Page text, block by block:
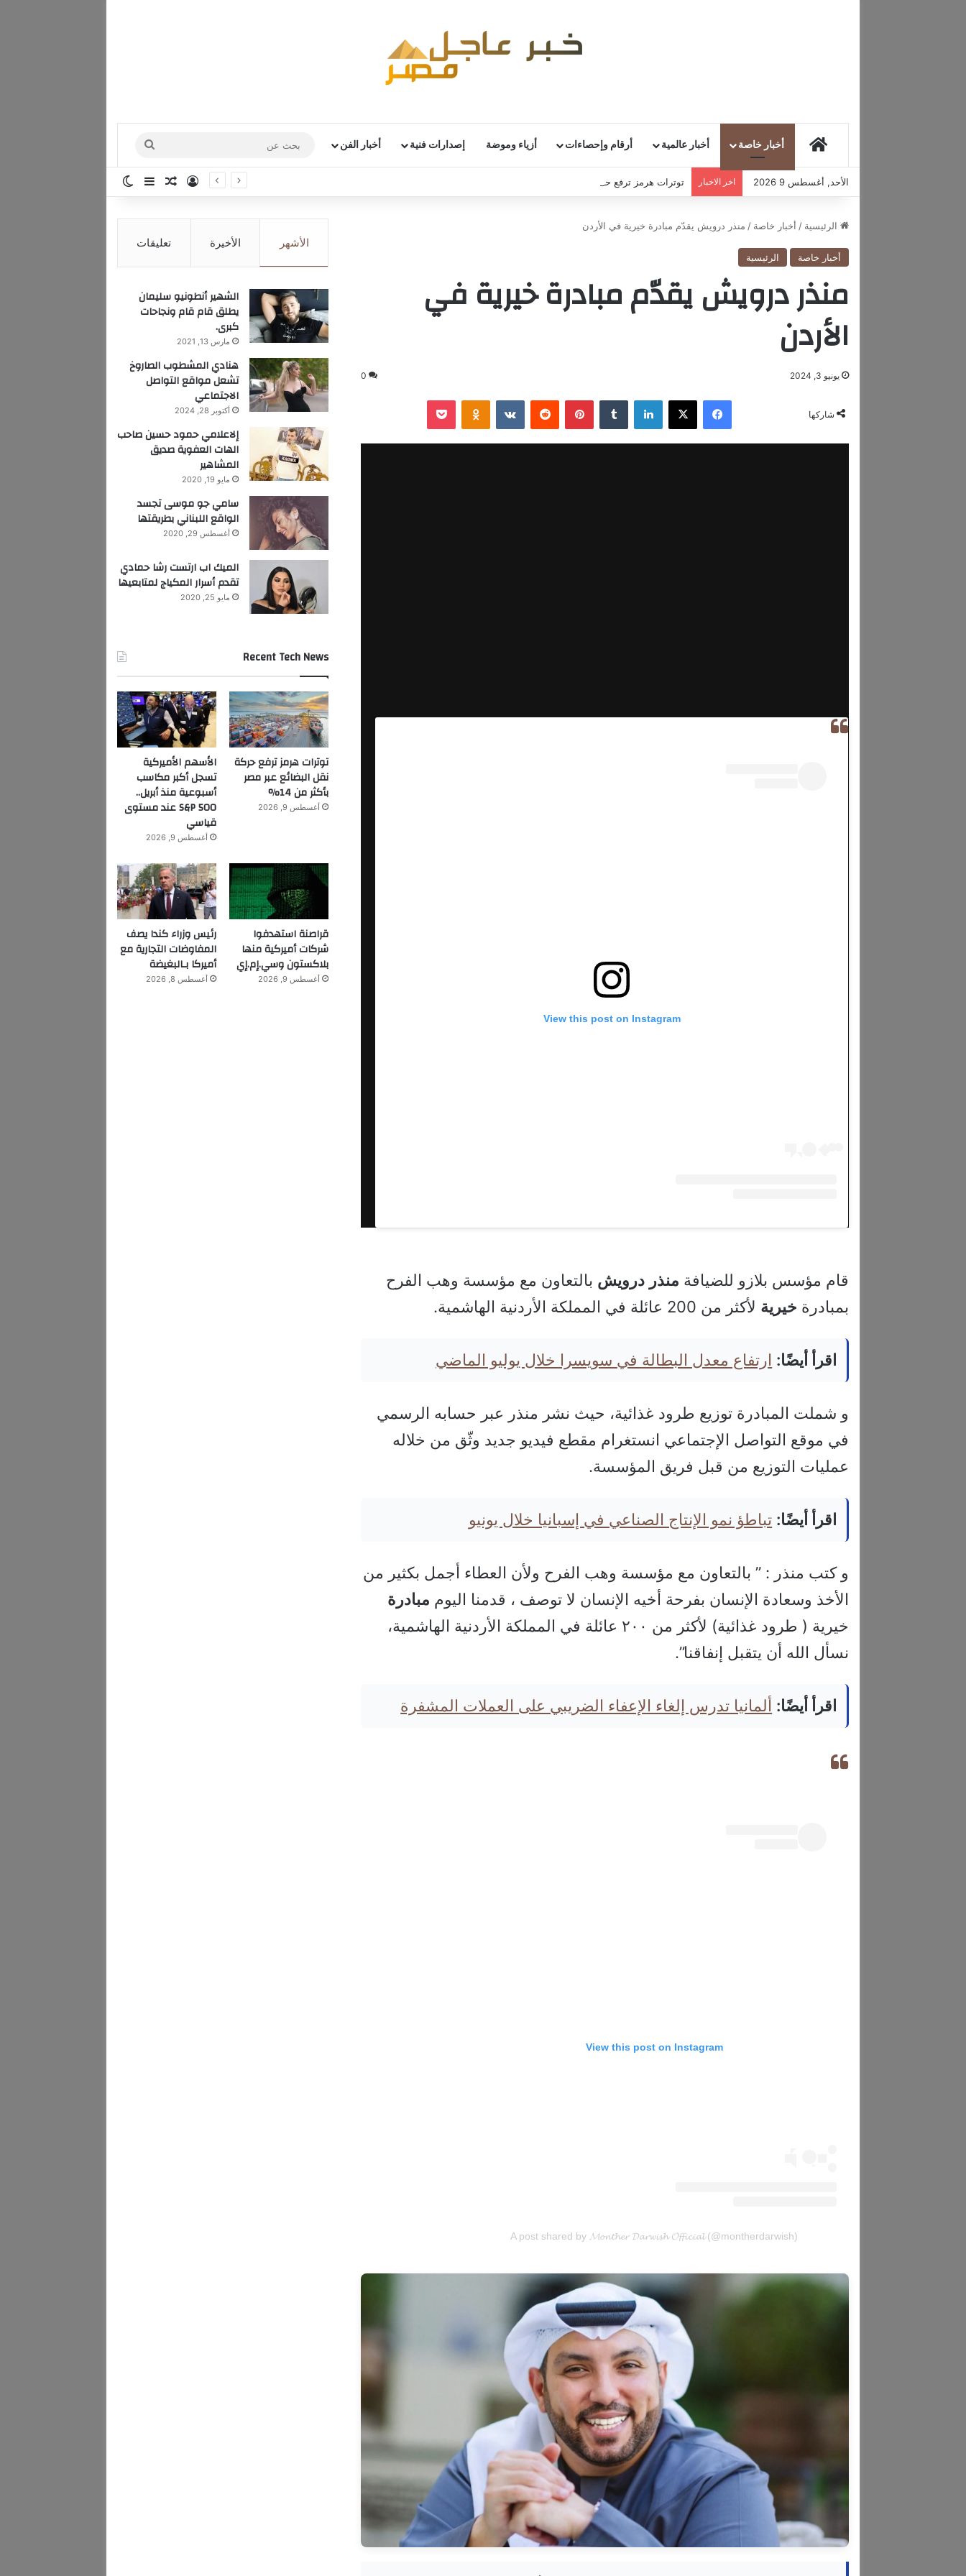
أخبار خاصة أخبار عالمية أرقام وإحصاءات أزياء وموضة إصدارات فنية أخبار الفن
عن
الأحد, أغسطس 9 2026 اخر الاخبار توترات هرمز ترفع حركة نقل البضائع عبر مصر بأكثر من 14% تسجيل الدخول
مقال عشوائي
إضافة عمود جانبي
الرئيسية / أخبار خاصة / منذر درويش يقدّم مبادرة خيرية في الأردن
أخبار خاصة الرئيسية
منذر درويش يقدّم مبادرة خيرية في
الأردن
يونيو 3, 2024 0
شاركها
فيسبوك ‫X لينكدإن ‏Tumblr بينتيريست ‏Reddit
‏VKontakte
Odnoklassniki
‫Pocket
View this post on Instagram
قام مؤسس بلازو للضيافة منذر درويش بالتعاون مع مؤسسة وهب الفرح
بمبادرة خيرية لأكثر من 200 عائلة في المملكة الأردنية الهاشمية.
اقرأ أيضًا: ارتفاع معدل البطالة في سويسرا خلال يوليو الماضي
و شملت المبادرة توزيع طرود غذائية، حيث نشر منذر عبر حسابه الرسمي
في موقع التواصل الإجتماعي انستغرام مقطع فيديو جديد وثّق من خلاله
عمليات التوزيع من قبل فريق المؤسسة.
اقرأ أيضًا: تباطؤ نمو الإنتاج الصناعي في إسبانيا خلال يونيو
و كتب منذر : ” بالتعاون مع مؤسسة وهب الفرح ولأن العطاء أجمل بكثير من
الأخذ وسعادة الإنسان بفرحة أخيه الإنسان لا توصف ، قدمنا اليوم مبادرة
خيرية ( طرود غذائية) لأكثر من ٢٠٠ عائلة في المملكة الأردنية الهاشمية،
نسأل الله أن يتقبل إنفاقنا”.
اقرأ أيضًا: ألمانيا تدرس إلغاء الإعفاء الضريبي على العملات المشفرة
View this post on Instagram
A post shared by 𝓜𝓸𝓷𝓽𝓱𝓮𝓻 𝓓𝓪𝓻𝔀𝓲𝓼𝓱 𝓞𝓯𝓯𝓲𝓬𝓲𝓪𝓵 (@montherdarwish)
الأشهر الأخيرة تعليقات
الشهير أنطونيو سليمان
يطلق قام قام ونجاحات
كبرى.
مارس 13, 2021
هنادي المشطوب الصاروخ
تشعل مواقع التواصل
الاجتماعي
أكتوبر 28, 2024
إلاعلامي حمود حسين صاحب
الهات العفوية صديق
المشاهير
مايو 19, 2020
سامي جو موسى تجسد
الواقع اللبناني بطريقتها
أغسطس 29, 2020
الميك اب ارتست رشا حمادي
تقدم أسرار المكياج لمتابعيها
مايو 25, 2020
Recent Tech News
توترات هرمز ترفع حركة
نقل البضائع عبر مصر
بأكثر من 14%
أغسطس 9, 2026
الأسهم الأميركية
تسجل أكبر مكاسب
أسبوعية منذ أبريل..
S&P 500 عند مستوى
قياسي
أغسطس 9, 2026
قراصنة استهدفوا
شركات أميركية منها
بلاكستون وسي.إم.إي
أغسطس 9, 2026
رئيس وزراء كندا يصف
المفاوضات التجارية مع
أميركا بـالبغيضة
أغسطس 8, 2026